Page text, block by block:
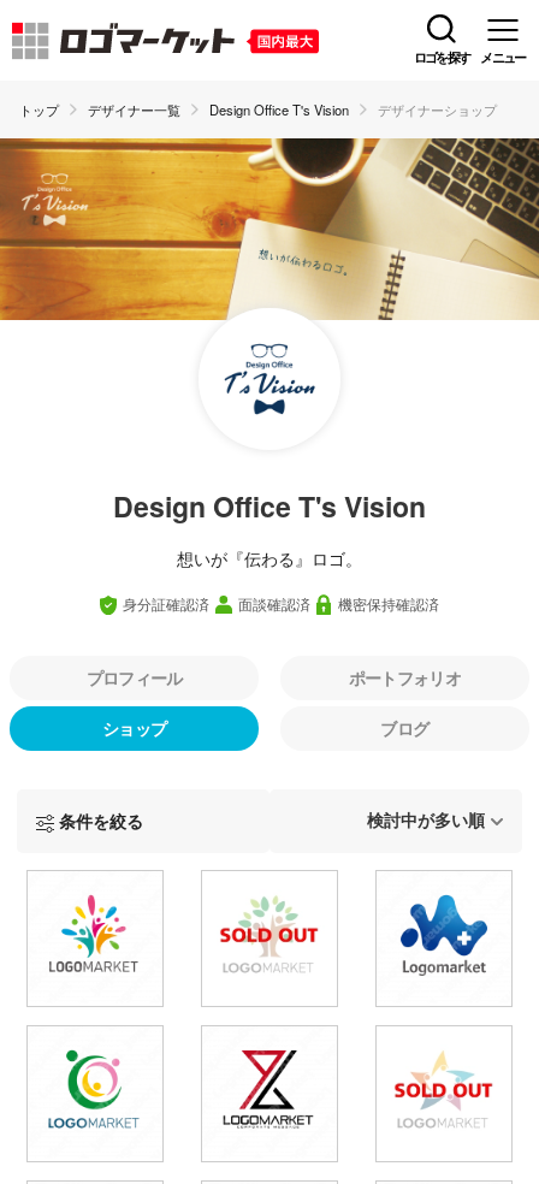
ロゴを探す メニュー
トップ デザイナー一覧 Design Office T's Vision デザイナーショップ
Design Office T's Vision
想いが『伝わる』ロゴ。
身分証確認済 面談確認済 機密保持確認済
プロフィール ポートフォリオ
ショップ ブログ
条件を絞る